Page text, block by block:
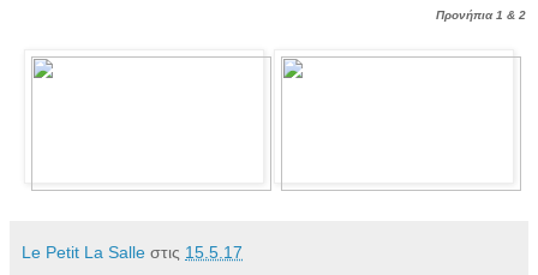
Προνήπια 1 & 2
Le Petit La Salle στις 15.5.17